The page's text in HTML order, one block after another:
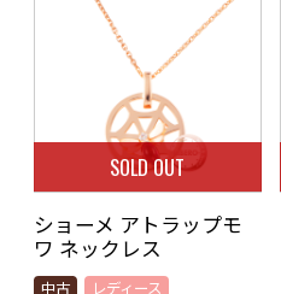
SOLD OUT
ショーメ アトラップモ
ワ ネックレス
中古 レディース